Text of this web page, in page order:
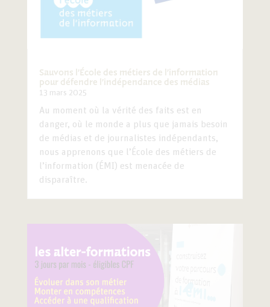
Sauvons l’École des métiers de l’information
pour défendre l’indépendance des médias
13 mars 2025
Au moment où la vérité des faits est en
danger, où le monde a plus que jamais besoin
de médias et de journalistes indépendants,
nous apprenons que l’École des métiers de
l’information (ÉMI) est menacée de
disparaître.